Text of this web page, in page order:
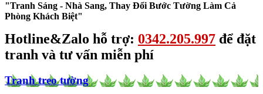
"Tranh Sáng - Nhà Sang, Thay Đổi Bước Tường Làm Cả
Phòng Khách Biệt"
Hotline&Zalo hỗ trợ: 0342.205.997 để đặt
tranh và tư vấn miễn phí
Tranh treo tường